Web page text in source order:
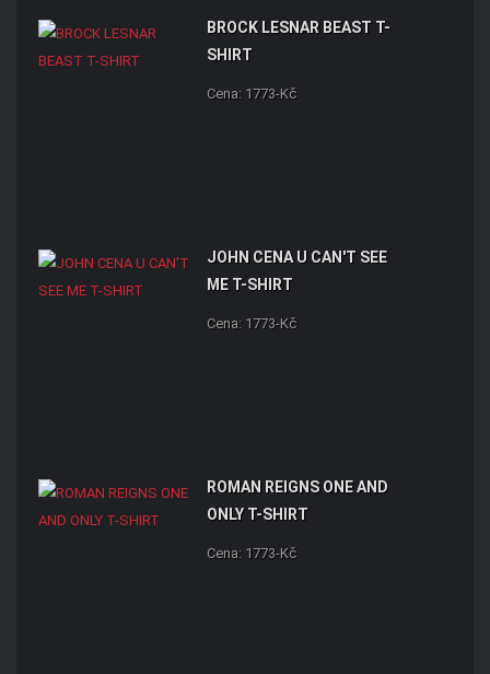
BROCK LESNAR BEAST T-
SHIRT
Cena: 1773-Kč
JOHN CENA U CAN'T SEE
ME T-SHIRT
Cena: 1773-Kč
ROMAN REIGNS ONE AND
ONLY T-SHIRT
Cena: 1773-Kč